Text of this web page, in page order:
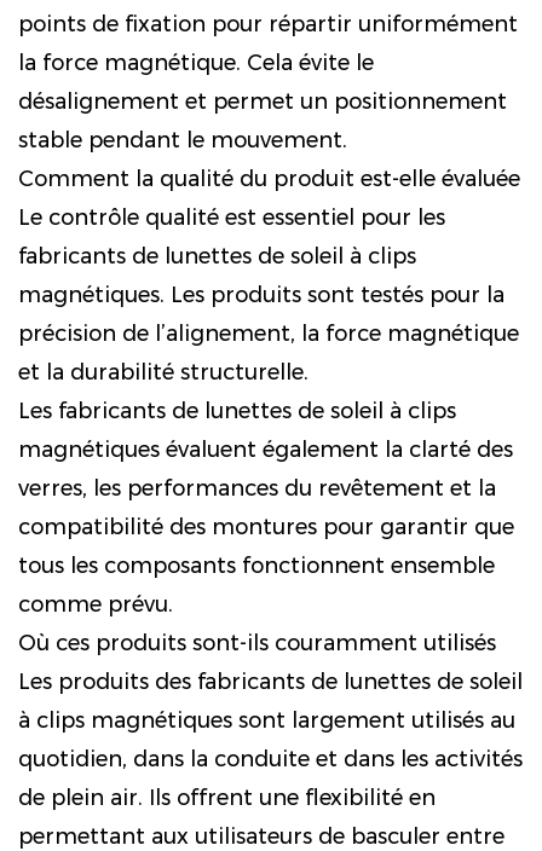
points de fixation pour répartir uniformément
la force magnétique. Cela évite le
désalignement et permet un positionnement
stable pendant le mouvement.
Comment la qualité du produit est-elle évaluée
Le contrôle qualité est essentiel pour les
fabricants de lunettes de soleil à clips
magnétiques. Les produits sont testés pour la
précision de l’alignement, la force magnétique
et la durabilité structurelle.
Les fabricants de lunettes de soleil à clips
magnétiques évaluent également la clarté des
verres, les performances du revêtement et la
compatibilité des montures pour garantir que
tous les composants fonctionnent ensemble
comme prévu.
Où ces produits sont-ils couramment utilisés
Les produits des fabricants de lunettes de soleil
à clips magnétiques sont largement utilisés au
quotidien, dans la conduite et dans les activités
de plein air. Ils offrent une flexibilité en
permettant aux utilisateurs de basculer entre